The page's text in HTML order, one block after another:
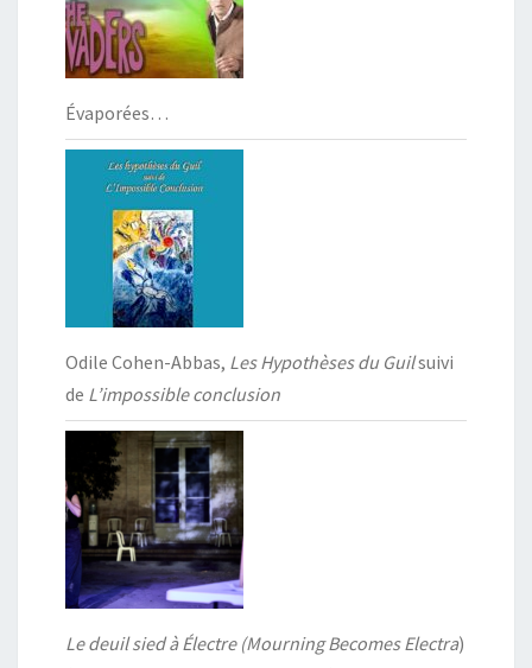
Évaporées…
Odile Cohen-Abbas, Les Hypothèses du Guilsuivi
de L’impossible conclusion
Le deuil sied à Électre (Mourning Becomes Electra)